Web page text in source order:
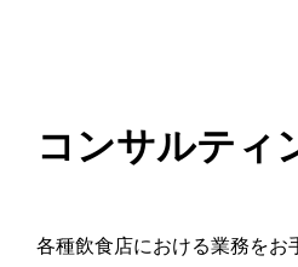
コンサルティ
各種飲食店における業務をお